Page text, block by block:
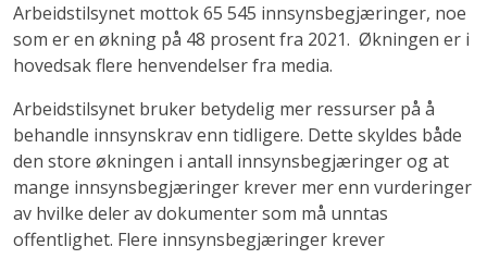
Arbeidstilsynet mottok 65 545 innsynsbegjæringer, noe
som er en økning på 48 prosent fra 2021. Økningen er i
hovedsak flere henvendelser fra media.
Arbeidstilsynet bruker betydelig mer ressurser på å
behandle innsynskrav enn tidligere. Dette skyldes både
den store økningen i antall innsynsbegjæringer og at
mange innsynsbegjæringer krever mer enn vurderinger
av hvilke deler av dokumenter som må unntas
offentlighet. Flere innsynsbegjæringer krever